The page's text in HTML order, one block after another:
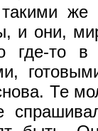
и они,
то в
Те